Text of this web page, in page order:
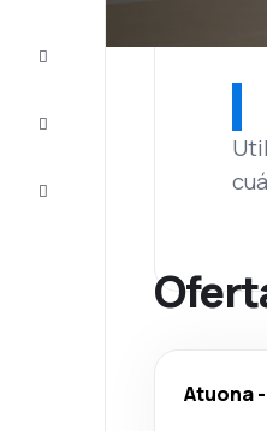
Completa
Atuona-